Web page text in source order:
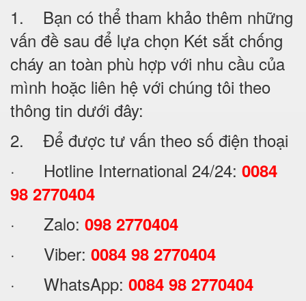
1. Bạn có thể tham khảo thêm những
vấn đề sau để lựa chọn Két sắt chống
cháy an toàn phù hợp với nhu cầu của
mình hoặc liên hệ với chúng tôi theo
thông tin dưới đây:
2. Để được tư vấn theo số điện thoại
· Hotline International 24/24: 0084
98 2770404
· Zalo: 098 2770404
· Viber: 0084 98 2770404
· WhatsApp: 0084 98 2770404